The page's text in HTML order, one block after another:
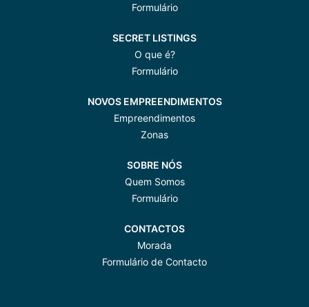
Formulário
SECRET LISTINGS
O que é?
Formulário
NOVOS EMPREENDIMENTOS
Empreendimentos
Zonas
SOBRE NÓS
Quem Somos
Formulário
CONTACTOS
Morada
Formulário de Contacto